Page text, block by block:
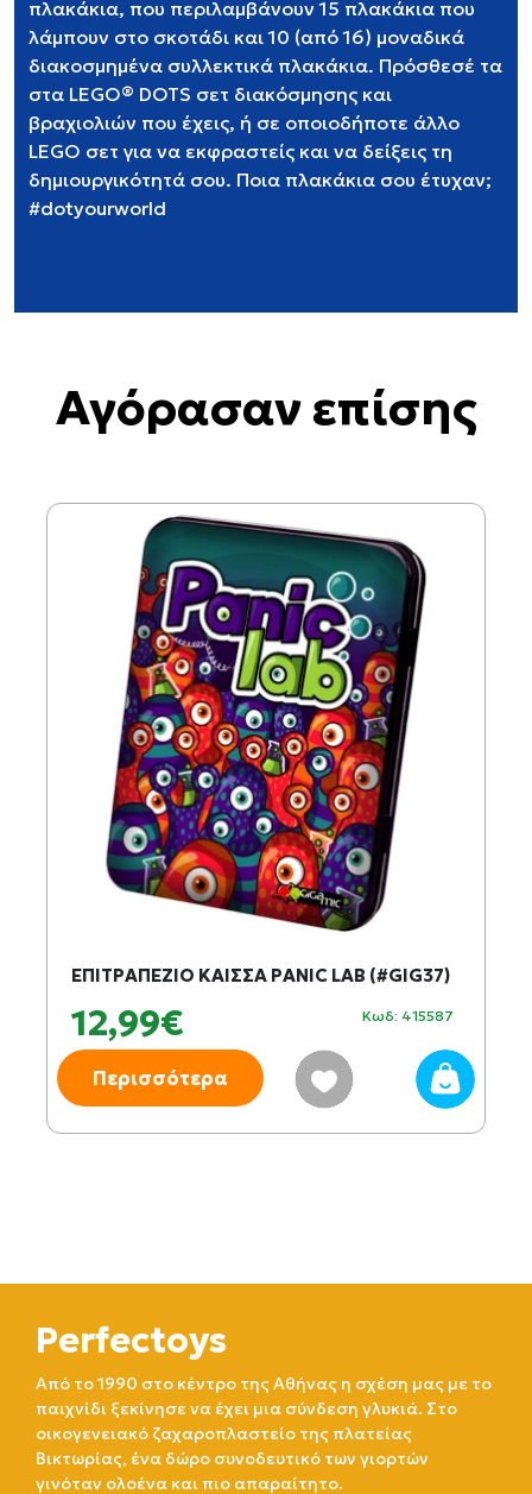
πλακάκια, που περιλαμβάνουν 15 πλακάκια που
λάμπουν στο σκοτάδι και 10 (από 16) μοναδικά
διακοσμημένα συλλεκτικά πλακάκια. Πρόσθεσέ τα
στα LEGO® DOTS σετ διακόσμησης και
βραχιολιών που έχεις, ή σε οποιοδήποτε άλλο
LEGO σετ για να εκφραστείς και να δείξεις τη
δημιουργικότητά σου. Ποια πλακάκια σου έτυχαν;
#dotyourworld
Αγόρασαν επίσης
ΕΠΙΤΡΑΠΕΖΙΟ ΚΑΙΣΣΑ PANIC LAB (#GIG37)
12,99€ Κωδ: 415587
Περισσότερα
Perfectoys
Από το 1990 στο κέντρο της Αθήνας η σχέση μας με το
παιχνίδι ξεκίνησε να έχει μια σύνδεση γλυκιά. Στο
οικογενειακό ζαχαροπλαστείο της πλατείας
Βικτωρίας, ένα δώρο συνοδευτικό των γιορτών
γινόταν ολοένα και πιο απαραίτητο.